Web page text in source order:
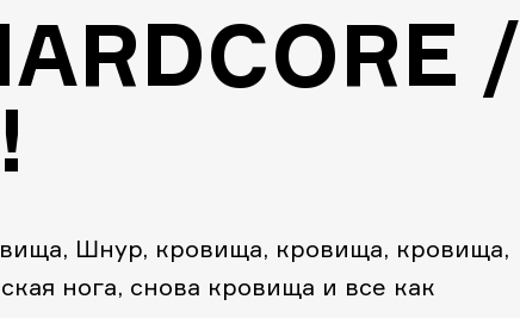
/
Шнур, кровища, кровища, кровища,
нога, снова кровища и все как